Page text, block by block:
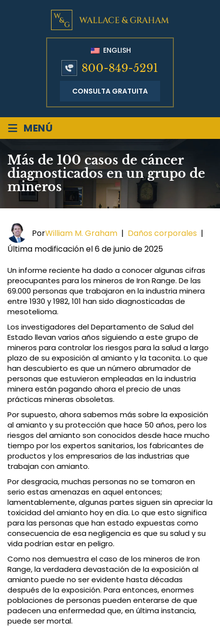
ENGLISH
800-849-5291
CONSULTA GRATUITA
≡ MENÚ
Más de 100 casos de cáncer
diagnosticados en un grupo de
mineros
PorWilliam M. Graham | Daños corporales |
Última modificación el 6 de junio de 2025
Un informe reciente ha dado a conocer algunas cifras
preocupantes para los mineros de Iron Range. De las
69.000 personas que trabajaron en la industria minera
entre 1930 y 1982, 101 han sido diagnosticadas de
mesotelioma.
Los investigadores del Departamento de Salud del
Estado llevan varios años siguiendo a este grupo de
mineros para controlar los riesgos para la salud a largo
plazo de su exposición al amianto y la taconita. Lo que
han descubierto es que un número abrumador de
personas que estuvieron empleadas en la industria
minera están pagando ahora el precio de unas
prácticas mineras obsoletas.
Por supuesto, ahora sabemos más sobre la exposición
al amianto y su protección que hace 50 años, pero los
riesgos del amianto son conocidos desde hace mucho
tiempo por los expertos sanitarios, los fabricantes de
productos y los empresarios de las industrias que
trabajan con amianto.
Por desgracia, muchas personas no se tomaron en
serio estas amenazas en aquel entonces;
lamentablemente, algunas partes siguen sin apreciar la
toxicidad del amianto hoy en día. Lo que esto significa
para las personas que han estado expuestas como
consecuencia de esa negligencia es que su salud y su
vida podrían estar en peligro.
Como nos demuestra el caso de los mineros de Iron
Range, la verdadera devastación de la exposición al
amianto puede no ser evidente hasta décadas
después de la exposición. Para entonces, enormes
poblaciones de personas pueden enterarse de que
padecen una enfermedad que, en última instancia,
puede ser mortal.